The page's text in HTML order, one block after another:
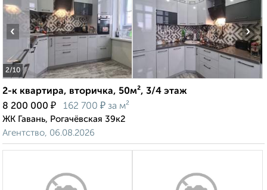
2/10
‹ ›
2-к квартира, вторичка, 50м², 3/4 этаж
8 200 000 ₽ 162 700 ₽ за м²
ЖК Гавань, Рогачёвская 39к2
Агентство, 06.08.2026